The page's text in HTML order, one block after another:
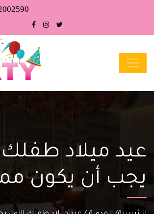
عيد ميلاد طفلك
يجب أن يكون